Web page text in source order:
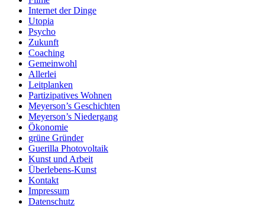
Internet der Dinge
Utopia
Psycho
Zukunft
Coaching
Gemeinwohl
Allerlei
Leitplanken
Partizipatives Wohnen
Meyerson’s Geschichten
Meyerson’s Niedergang
Ökonomie
grüne Gründer
Guerilla Photovoltaik
Kunst und Arbeit
Überlebens-Kunst
Kontakt
Impressum
Datenschutz